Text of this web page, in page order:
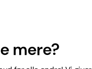
mere?